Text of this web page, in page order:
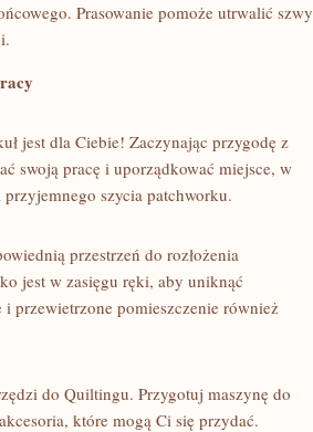
Prasowanie pomoże utrwalić szwy
jest dla Ciebie! Zaczynając przygodę‍ z‌
swoją pracę i uporządkować⁣ miejsce, w
szycia patchworku.
przestrzeń do rozłożenia
jest w zasięgu ręki, aby​ uniknąć⁤
przewietrzone pomieszczenie również
do Quiltingu. Przygotuj maszynę⁣ do
które mogą Ci się⁣ przydać.